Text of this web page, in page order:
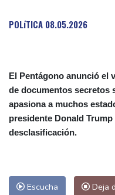
POLíTICA 08.05.2026
El Pentágono anunció el
de documentos secretos
apasiona a muchos
presidente Donald
desclasificación.
Escucha Deja